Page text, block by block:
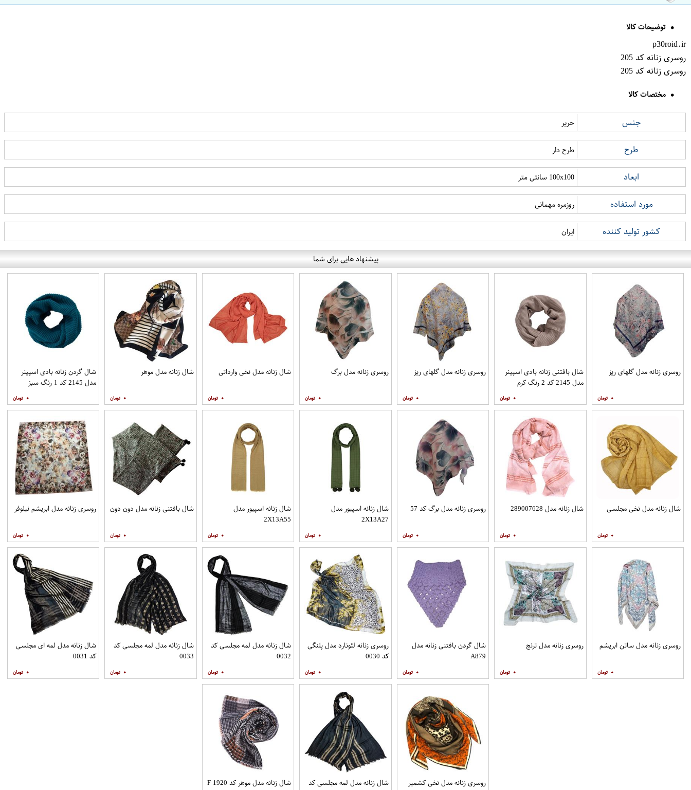
توضیحات کالا
p30roid.ir
روسری زنانه کد 205
روسری زنانه کد 205
مختصات کالا
جنس حریر
طرح طرح دار
ابعاد 100x100 سانتی متر
مورد استفاده روزمره مهمانی
کشور تولید کننده ایران
پیشنهاد هایی برای شما
روسری زنانه مدل گلهای ریز
۰
شال بافتنی زنانه بادی اسپینر
مدل 2145 کد 2 رنگ کرم
۰
روسری زنانه مدل گلهای ریز
۰
روسری زنانه مدل برگ
۰
شال زنانه مدل نخی وارداتی
۰
شال زنانه مدل موهر
۰
شال گردن زنانه بادی اسپینر
مدل 2145 کد 1 رنگ سبز
۰
شال زنانه مدل نخی مجلسی
۰
شال زنانه مدل 289007628
۰
روسری زنانه مدل برگ کد 57
۰
شال زنانه اسپیور مدل
2X13A27
۰
شال زنانه اسپیور مدل
2X13A55
۰
شال بافتنی زنانه مدل دون دون
۰
روسری زنانه مدل ابریشم نیلوفر
۰
روسری زنانه مدل ساتن ابریشم
۰
روسری زنانه مدل ترنج
۰
شال گردن بافتنی زنانه مدل
A879
۰
روسری زنانه لئونارد مدل پلنگی
کد 0030
۰
شال زنانه مدل لمه مجلسی کد
0032
۰
شال زنانه مدل لمه مجلسی کد
0033
۰
شال زنانه مدل لمه ای مجلسی
کد 0031
۰
روسری زنانه مدل نخی کشمیر
شال زنانه مدل لمه مجلسی کد
شال زنانه مدل موهر کد F 1920